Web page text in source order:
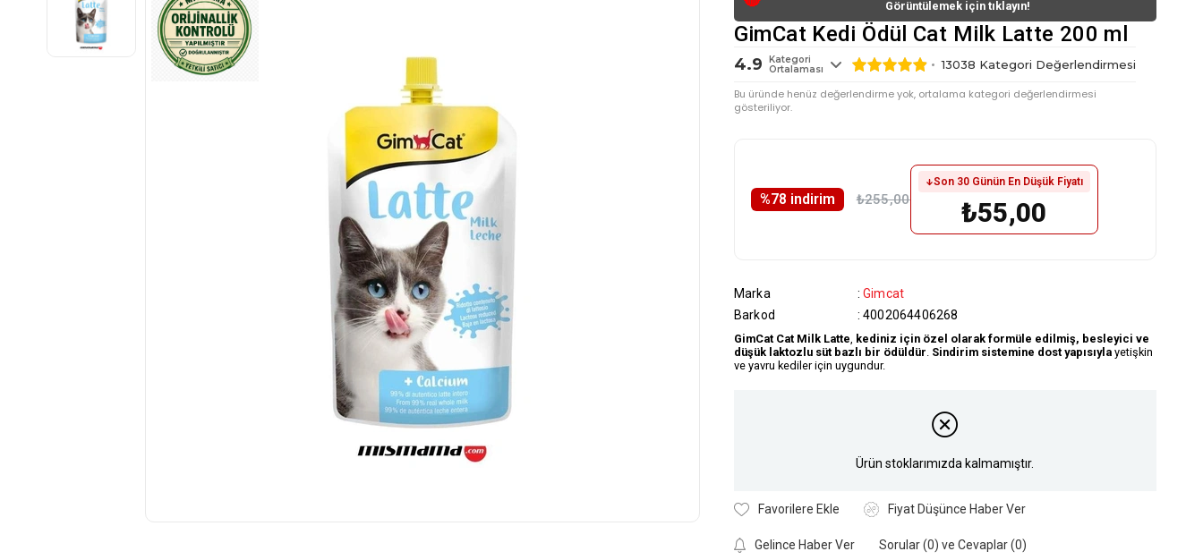
Görüntülemek için tıklayın!
GimCat Kedi Ödül Cat Milk Latte 200 ml
4.9
Kategori
Ortalaması
13038 Kategori Değerlendirmesi
Bu üründe henüz değerlendirme yok, ortalama kategori değerlendirmesi
gösteriliyor.
%78 i̇ndirim ₺255,00
Son 30 Günün En Düşük Fiyatı
₺55,00
Marka : Gimcat
Barkod
: 4002064406268
GimCat Cat Milk Latte, kediniz için özel olarak formüle edilmiş, besleyici ve
düşük laktozlu süt bazlı bir ödüldür. Sindirim sistemine dost yapısıylayetişkin
ve yavru kediler için uygundur.
Ürün stoklarımızda kalmamıştır.
Favorilere Ekle Fiyat Düşünce Haber Ver
Gelince Haber Ver Sorular (0) ve Cevaplar (0)